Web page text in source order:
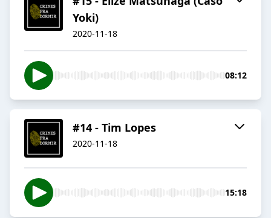
Yoki)
2020-11-18
08:12
#14 - Tim Lopes
2020-11-18
15:18